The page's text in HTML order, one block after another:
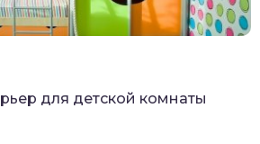
для детской комнаты